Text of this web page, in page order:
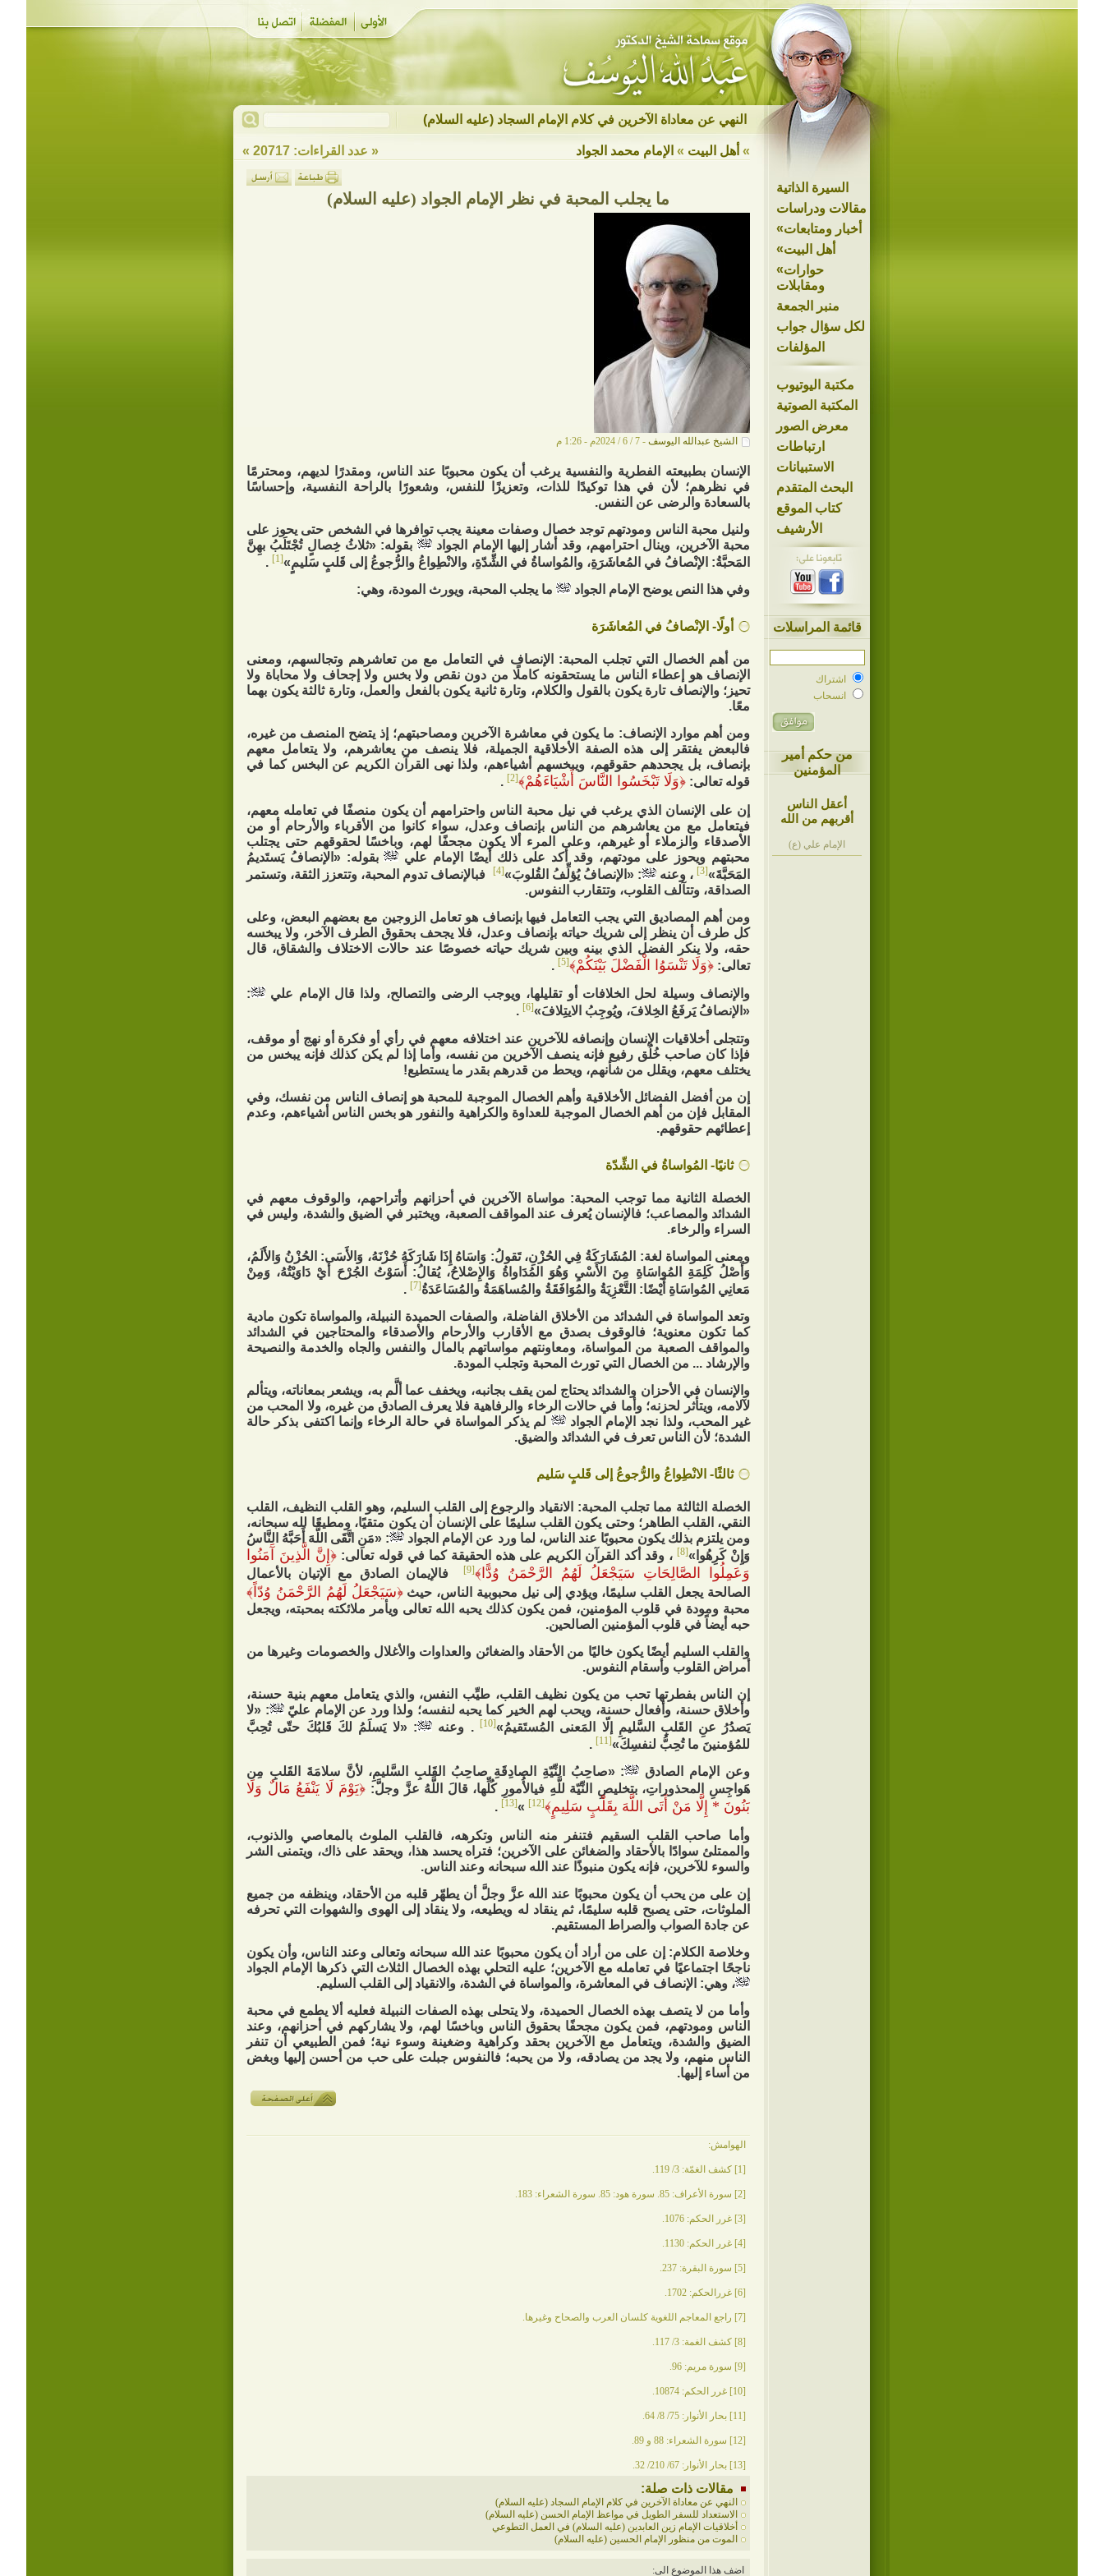
النهي عن معاداة الآخرين في كلام الإمام السجاد (عليه السلام)
السيرة الذاتية
مقالات ودراسات
»أخبار ومتابعات
»أهل البيت
»حوارات
ومقابلات
منبر الجمعة
لكل سؤال جواب
المؤلفات
مكتبة اليوتيوب
المكتبة الصوتية
معرض الصور
ارتباطات
الاستبيانات
البحث المتقدم
كتاب الموقع
الأرشيف
قائمة المراسلات
اشتراك
انسحاب
من حكم أمير
المؤمنين
أعقل الناس
أقربهم من الله
الإمام علي (ع)
« عدد القراءات: 20717 » » أهل البيت » الإمام محمد الجواد
ما يجلب المحبة في نظر الإمام الجواد (عليه السلام)
الشيخ عبدالله اليوسف - 7 / 6 / 2024م - 1:26 م
الإنسان بطبيعته الفطرية والنفسية يرغب أن يكون محبوبًا عند الناس، ومقدرًا لديهم، ومحترمًا
في نظرهم؛ لأن في هذا توكيدًا للذات، وتعزيزًا للنفس، وشعورًا بالراحة النفسية، وإحساسًا
بالسعادة والرضى عن النفس.
ولنيل محبة الناس ومودتهم توجد خصال وصفات معينة يجب توافرها في الشخص حتى يحوز على
محبة الآخرين، وينال احترامهم، وقد أشار إليها الإمام الجواد
بقوله: «ثلاثُ خِصالٍ تُجْتَلَبُ بهِنَّ
المَحبَّةُ: الإنْصافُ في المُعاشَرَةِ، والمُواساةُ في ‏الشِّدّةِ، والانْطِواعُ والرُّجوعُ إلى‏ قَلبٍ سَليمٍ»[1]
.
وفي هذا النص يوضح الإمام الجواد
ما يجلب المحبة، ويورث المودة، وهي:
أولًا- الإنْصافُ في المُعاشَرَة
من أهم الخصال التي تجلب المحبة: الإنصاف في التعامل مع من تعاشرهم وتجالسهم، ومعنى
الإنصاف هو إعطاء الناس ما يستحقونه كاملًا من دون نقص ولا بخس ولا إجحاف ولا محاباة ولا
تحيز؛ والإنصاف تارة يكون بالقول والكلام، وتارة ثانية يكون بالفعل والعمل، وتارة ثالثة يكون بهما
معًا.
ومن أهم موارد الإنصاف: ما يكون في معاشرة الآخرين ومصاحبتهم؛ إذ يتضح المنصف من غيره،
فالبعض يفتقر إلى هذه الصفة الأخلاقية الجميلة، فلا ينصف من يعاشرهم، ولا يتعامل معهم
بإنصاف، بل يجحدهم حقوقهم، ويبخسهم أشياءهم، ولذا نهى القرآن الكريم عن البخس كما في
قوله تعالى: ﴿وَلَا تَبْخَسُوا النَّاسَ أَشْيَاءَهُمْ﴾[2]
.
إن على الإنسان الذي يرغب في نيل محبة الناس واحترامهم أن يكون منصفًا في تعامله معهم،
فيتعامل مع من يعاشرهم من الناس بإنصاف وعدل، سواء كانوا من الأقرباء والأرحام أو من
الأصدقاء والزملاء أو غيرهم، وعلى المرء ألا يكون مجحفًا لهم، وباخسًا لحقوقهم حتى يجتلب
محبتهم ويحوز على مودتهم، وقد أكد على ذلك أيضًا الإمام علي
بقوله: «الإنصافُ يَستَديمُ
المَحَبَّةَ»[3] ، وعنه : «الإنصافُ يُؤلِّفُ القُلوبَ»[4]
فبالإنصاف تدوم المحبة، وتتعزز الثقة، وتستمر
الصداقة، وتتآلف القلوب، وتتقارب النفوس.
ومن أهم المصاديق التي يجب التعامل فيها بإنصاف هو تعامل الزوجين مع بعضهم البعض، وعلى
كل طرف أن ينظر إلى شريك حياته بإنصاف وعدل، فلا يجحف بحقوق الطرف الآخر، ولا يبخسه
حقه، ولا ينكر الفضل الذي بينه وبين شريك حياته خصوصًا عند حالات الاختلاف والشقاق، قال
تعالى: ﴿وَلَا تَنْسَوُا الْفَضْلَ بَيْنَكُمْ﴾[5]
.
والإنصاف وسيلة لحل الخلافات أو تقليلها، ويوجب الرضى والتصالح، ولذا قال الإمام علي
:
«الإنصافُ يَرفَعُ الخِلافَ، ويُوجِبُ الايتِلافَ»[6]
.
وتتجلى أخلاقيات الإنسان وإنصافه للآخرين عند اختلافه معهم في رأي أو فكرة أو نهج أو موقف،
فإذا كان صاحب خُلُق رفيع فإنه ينصف الآخرين من نفسه، وأما إذا لم يكن كذلك فإنه يبخس من
يختلف معهم، ويقلل من شأنهم، ويحط من قدرهم بقدر ما يستطيع!
إن من أفضل الفضائل الأخلاقية وأهم الخصال الموجبة للمحبة هو إنصاف الناس من نفسك، وفي
المقابل فإن من أهم الخصال الموجبة للعداوة والكراهية والنفور هو بخس الناس أشياءهم، وعدم
إعطائهم حقوقهم.
ثانيًا- المُواساةُ في ‏الشِّدّة
الخصلة الثانية مما توجب المحبة: مواساة الآخرين في أحزانهم وأتراحهم، والوقوف معهم في
الشدائد والمصاعب؛ فالإنسان يُعرف عند المواقف الصعبة، ويختبر في الضيق والشدة، وليس في
السراء والرخاء.
ومعنى المواساة لغة: المُشَارَكَةُ فِي الحُزْنِ، تَقولُ: وَاسَاهُ إِذَا شَارَكَهُ حُزْنَهُ، وَالأَسَى: الحُزْنُ وَالأَلَمُ،
وَأَصْلُ كَلِمَةِ المُواسَاةِ مِنَ الأَسْيِ وَهُوَ المُدَاواةُ وَالإِصْلاحُ، يُقالُ: أَسَوْتُ الجُرْحَ أَيْ دَاوَيْتُهُ، وَمِنْ
مَعانِي المُواسَاةِ أَيْضًا: التَّعْزِيَةُ والمُوَافَقَةُ والمُساهَمَةُ والمُسَاعَدَةُ[7]
.
وتعد المواساة في الشدائد من الأخلاق الفاضلة، والصفات الحميدة النبيلة، والمواساة تكون مادية
كما تكون معنوية؛ فالوقوف بصدق مع الأقارب والأرحام والأصدقاء والمحتاجين في الشدائد
والمواقف الصعبة من المواساة، ومعاونتهم مواساتهم بالمال والنفس والجاه والخدمة والنصيحة
والإرشاد ... من الخصال التي تورث المحبة وتجلب المودة.
والإنسان في الأحزان والشدائد يحتاج لمن يقف بجانبه، ويخفف عما ألَّم به، ويشعر بمعاناته، ويتألم
لآلامه، ويتأثر لحزنه؛ وأما في حالات الرخاء والرفاهية فلا يعرف الصادق من غيره، ولا المحب من
غير المحب، ولذا نجد الإمام الجواد
لم يذكر المواساة في حالة الرخاء وإنما اكتفى بذكر حالة
الشدة؛ لأن الناس تعرف في الشدائد والضيق.
ثالثًا- الانْطِواعُ والرُّجوعُ إلى‏ قَلبٍ سَليم
الخصلة الثالثة مما تجلب المحبة: الانقياد والرجوع إلى القلب السليم، وهو القلب النظيف، القلب
النقي، القلب الطاهر؛ وحتى يكون القلب سليمًا على الإنسان أن يكون متقيًا، ومطيعًا لله سبحانه،
ومن يلتزم بذلك يكون محبوبًا عند الناس، لما ورد عن الإمام الجواد
: «مَنِ اتَّقَى اللَّهَ أَحَبَّهُ النَّاسُ
وَإِنْ كَرِهُوا»[8] ، وقد أكد القرآن الكريم على هذه الحقيقة كما في قوله تعالى: ﴿إِنَّ الَّذِينَ آَمَنُوا
وَعَمِلُوا الصَّالِحَاتِ سَيَجْعَلُ لَهُمُ الرَّحْمَنُ وُدًّا ﴾[9]
فالإيمان الصادق مع الإتيان بالأعمال
الصالحة يجعل القلب سليمًا، ويؤدي إلى نيل محبوبية الناس، حيث﴿سَيَجْعَلُ لَهُمُ الرَّحْمَنُ وُدّاً﴾
محبة ومودة في قلوب المؤمنين، فمن يكون كذلك يحبه الله تعالى ويأمر ملائكته بمحبته، ويجعل
حبه أيضاً في قلوب المؤمنين الصالحين.
والقلب السليم أيضًا يكون خاليًا من الأحقاد والضغائن والعداوات والأغلال والخصومات وغيرها من
أمراض القلوب وأسقام النفوس.
إن الناس بفطرتها تحب من يكون نظيف القلب، طيِّب النفس، والذي يتعامل معهم بنية حسنة،
وأخلاق حسنة، وأفعال حسنة، ويحب لهم الخير كما يحبه لنفسه؛ ولذا ورد عن الإمام عليّ
: «لا
يَصدُرُ عنِ القَلبِ السَّليمِ إلّا المَعنى‏ المُستَقيمُ»[10] . وعنه
: «لا يَسلَمُ لكَ قَلبُكَ حتّى‏ تُحِبَّ
للمُؤمنينَ ما تُحِبُّ لنفسِكَ»[11]
.
وعن الإمام الصادق
: «صاحِبُ النِّيّةِ الصادِقَةِ صاحِبُ القَلبِ السَّليمِ، لأنَّ سلامَةَ القَلبِ مِن
هَواجِسِ المحذوراتِ، بتخليصِ النِّيّة للَّهِ‏ في‏الأُمورِ كُلِّها، قالَ اللَّهُ عزَّ وجلَّ: ﴿يَوْمَ لَا يَنْفَعُ مَالٌ وَلَا
بَنُونَ * إِلَّا مَنْ أَتَى اللَّهَ بِقَلْبٍ سَلِيمٍ﴾[12]
»
[13]
.
وأما صاحب القلب السقيم فتنفر منه الناس وتكرهه، فالقلب الملوث بالمعاصي والذنوب،
والممتلئ سوادًا بالأحقاد والضغائن على الآخرين؛ فتراه يحسد هذا، ويحقد على ذاك، ويتمنى الشر
والسوء للآخرين، فإنه يكون منبوذًا عند الله سبحانه وعند الناس.
إن على من يحب أن يكون محبوبًا عند الله عزَّ وجلَّ أن يطهّر قلبه من الأحقاد، وينظفه من جميع
الملوثات، حتى يصبح قلبه سليمًا، ثم ينقاد له ويطيعه، ولا ينقاد إلى الهوى والشهوات التي تحرفه
عن جادة الصواب والصراط المستقيم.
وخلاصة الكلام: إن على من أراد أن يكون محبوبًا عند الله سبحانه وتعالى وعند الناس، وأن يكون
ناجحًا اجتماعيًا في تعامله مع الآخرين؛ عليه التحلي بهذه الخصال الثلاث التي ذكرها الإمام الجواد
، وهي: الإنصاف في المعاشرة، والمواساة في الشدة، والانقياد إلى القلب السليم.
وأما من لا يتصف بهذه الخصال الحميدة، ولا يتحلى بهذه الصفات النبيلة فعليه ألا يطمع في محبة
الناس ومودتهم، فمن يكون مجحفًا بحقوق الناس وباخسًا لهم، ولا يشاركهم في أحزانهم، وعند
الضيق والشدة، ويتعامل مع الآخرين بحقد وكراهية وضغينة وسوء نية؛ فمن الطبيعي أن تنفر
الناس منهم، ولا يجد من يصادقه، ولا من يحبه؛ فالنفوس جبلت على حب من أحسن إليها وبغض
من أساء إليها.
الهوامش:
[1] كشف الغمّة: 3/ 119.
[2] سورة الأعراف: 85. سورة هود: 85. سورة الشعراء: 183.
[3] غرر الحكم: 1076.
[4] غرر الحكم: 1130.
[5] سورة البقرة: 237.
[6] غررالحكم: 1702.
[7] راجع المعاجم اللغوية كلسان العرب والصحاح وغيرها.
[8] کشف الغمة: 3/ 117.
[9] سورة مريم: 96.
[10] غرر الحكم: 10874.
[11] بحار الأنوار: 75/ 8/ 64.
[12] سورة الشعراء: 88 و 89.
[13] بحار الأنوار: 67/ 210/ 32.
مقالات ذات صلة:
النهي عن معاداة الآخرين في كلام الإمام السجاد (عليه السلام)
الاستعداد للسفر الطويل في مواعظ الإمام الحسن (عليه السلام)
أخلاقيات الإمام زين العابدين (عليه السلام) في العمل التطوعي
الموت من منظور الإمام الحسين (عليه السلام)
اضف هذا الموضوع الى: